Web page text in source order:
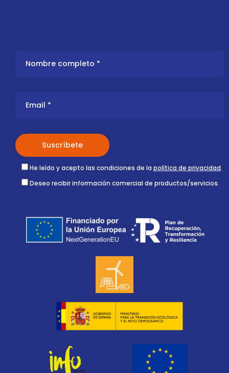
He leído y acepto las condiciones de la política de privacidad.
Deseo recibir información comercial de productos/servicios.